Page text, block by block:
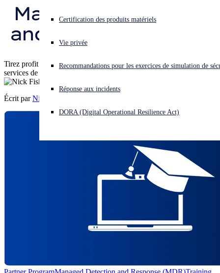
Vous subissez une cyberattaque ? Obtenez une aide immédiate.
Français Open language switcher
Certification des produits matériels
Vie privée
Recommandations pour les exercices de simulation de
Réponse aux incidents
DORA (Digital Operational Resilience Act)
Managed Detection
and Response (MDR)
Tirez profit d’une formation de haut niveau pour améliorer vos
services de conseil en cybersécurité.
Écrit par Nick Fisher